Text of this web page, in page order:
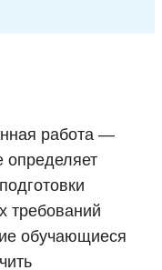
работа —
определяет
требований
обучающиеся